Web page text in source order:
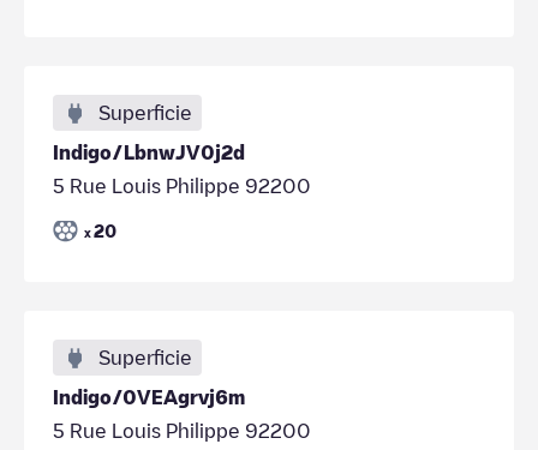
Superficie
Indigo/LbnwJV0j2d
5 Rue Louis Philippe 92200
x 20
Superficie
Indigo/0VEAgrvj6m
5 Rue Louis Philippe 92200